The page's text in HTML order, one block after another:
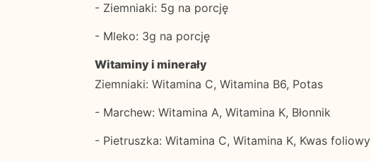
- Ziemniaki: 5g na porcję
- Mleko: 3g na porcję
Witaminy i minerały
Ziemniaki: Witamina C, Witamina B6, Potas
- Marchew: Witamina A, Witamina K, Błonnik
- Pietruszka: Witamina C, Witamina K, Kwas foliowy